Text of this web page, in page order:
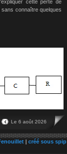
cette perte de
connaître quelques
Le 6 août 2026
| créé sous spip